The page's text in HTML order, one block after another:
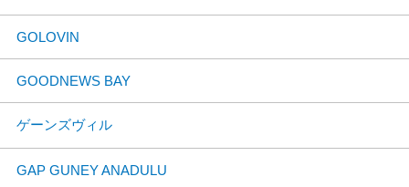
GOLOVIN
GOODNEWS BAY
ゲーンズヴィル
GAP GUNEY ANADULU